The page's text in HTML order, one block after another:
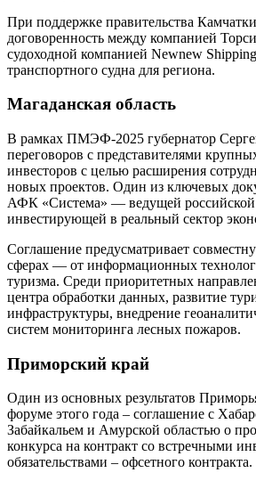
При поддержке правительства
договоренность между компанией
судоходной компанией Newnew
транспортного судна для региона.
Магаданская область
В рамках ПМЭФ-2025 губернатор
переговоров с представителями
инвесторов с целью расширения
новых проектов. Один из ключевых
АФК «Система» — ведущей российской
инвестирующей в реальный сектор
Соглашение предусматривает
сферах — от информационных
туризма. Среди приоритетных
центра обработки данных, развитие
инфраструктуры, внедрение
систем мониторинга лесных пожаров.
Приморский край
Один из основных результатов
форуме этого года – соглашение с
Забайкальем и Амурской областью о
конкурса на контракт со встречными
обязательствами – офсетного контракта.